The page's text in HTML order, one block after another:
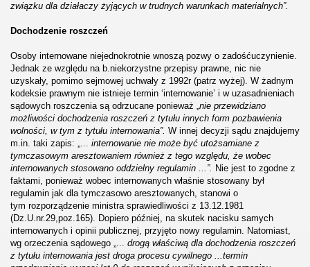
związku dla działaczy żyjących w trudnych warunkach materialnych”.
Dochodzenie roszczeń
Osoby internowane niejednokrotnie wnoszą pozwy o zadośćuczynienie.
Jednak ze względu na b.niekorzystne przepisy prawne, nic nie
uzyskały, pomimo sejmowej uchwały z 1992r (patrz wyżej). W żadnym
kodeksie prawnym nie istnieje termin ‘internowanie’ i w uzasadnieniach
sądowych roszczenia są odrzucane ponieważ „nie przewidziano
możliwości dochodzenia roszczeń z tytułu innych form pozbawienia
wolności, w tym z tytułu internowania”. W innej decyzji sądu znajdujemy
m.in. taki zapis: „... internowanie nie może być utożsamiane z
tymczasowym aresztowaniem również z tego względu, że wobec
internowanych stosowano oddzielny regulamin ...”. Nie jest to zgodne z
faktami, ponieważ wobec internowanych właśnie stosowany był
regulamin jak dla tymczasowo aresztowanych, stanowi o
tym rozporządzenie ministra sprawiedliwości z 13.12.1981
(Dz.U.nr.29,poz.165). Dopiero później, na skutek nacisku samych
internowanych i opinii publicznej, przyjęto nowy regulamin. Natomiast,
wg orzeczenia sądowego „... drogą właściwą dla dochodzenia roszczeń
z tytułu internowania jest droga procesu cywilnego ...termin